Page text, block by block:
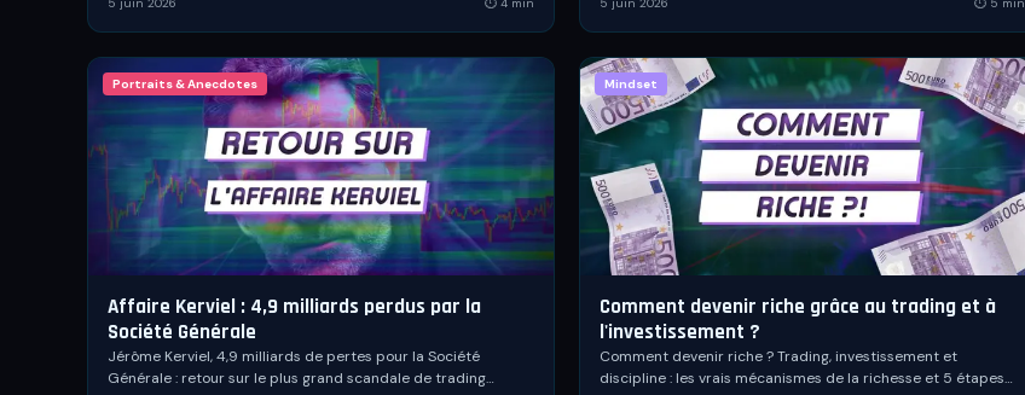
Portraits & Anecdotes
Affaire Kerviel : 4,9 milliards perdus par la
Société Générale
Jérôme Kerviel, 4,9 milliards de pertes pour la Société
Générale : retour sur le plus grand scandale de trading
Mindset
Comment devenir riche grâce au trading et à
l'investissement ?
Comment devenir riche ? Trading, investissement et
discipline : les vrais mécanismes de la richesse et 5 étapes